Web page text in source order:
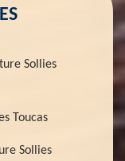
Sollies
Toucas
Sollies